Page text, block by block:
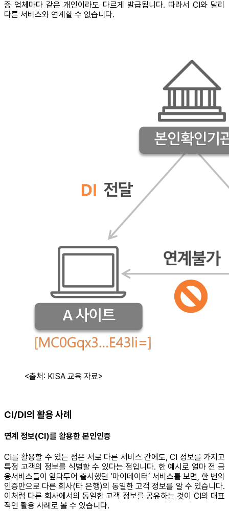
증 업체마다 같은 개인이라도 다르게 발급됩니다. 따라서 CI와 달리
다른 서비스와 연계할 수 없습니다.
<출처: KISA 교육 자료>
CI/DI의 활용 사례
연계 정보(CI)를 활용한 본인인증
CI를 활용할 수 있는 점은 서로 다른 서비스 간에도, CI 정보를 가지고
특정 고객의 정보를 식별할 수 있다는 점입니다. 한 예시로 얼마 전 금
융서비스들이 앞다투어 출시했던 ‘마이데이터’ 서비스를 보면, 한 번의
인증만으로 다른 회사(타 은행)의 동일한 고객 정보를 알 수 있습니다.
이처럼 다른 회사에서의 동일한 고객 정보를 공유하는 것이 CI의 대표
적인 활용 사례로 볼 수 있습니다.